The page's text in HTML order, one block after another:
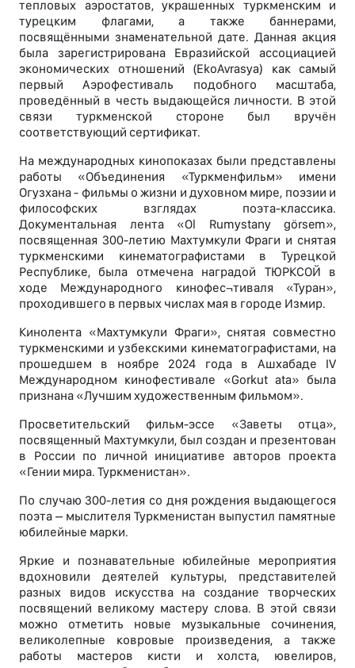
тепловых аэростатов, украшенных туркменским и
турецким флагами, а также баннерами,
посвящёнными знаменательной дате. Данная акция
была зарегистрирована Евразийской ассоциацией
экономических отношений (EkoAvrasya) как самый
первый Аэрофестиваль подобного масштаба,
проведённый в честь выдающейся личности. В этой
связи туркменской стороне был вручён
соответствующий сертификат.
На международных кинопоказах были представлены
работы «Объединения «Туркменфильм» имени
Огузхана - фильмы о жизни и духовном мире, поэзии и
философских взглядах поэта-классика.
Документальная лента «Ol Rumystany görsem»,
посвященная 300-летию Махтумкули Фраги и снятая
туркменскими кинематографистами в Турецкой
Республике, была отмечена наградой ТЮРКСОЙ в
ходе Международного кинофес¬тиваля «Туран»,
проходившего в первых числах мая в городе Измир.
Кинолента «Махтумкули Фраги», снятая совместно
туркменскими и узбекскими кинематографистами, на
прошедшем в ноябре 2024 года в Ашхабаде IV
Международном кинофестивале «Gorkut ata» была
признана «Лучшим художественным фильмом».
Просветительский фильм-эссе «Заветы отца»,
посвященный Махтумкули, был создан и презентован
в России по личной инициативе авторов проекта
«Гении мира. Туркменистан».
По случаю 300-летия со дня рождения выдающегося
поэта – мыслителя Туркменистан выпустил памятные
юбилейные марки.
Яркие и познавательные юбилейные мероприятия
вдохновили деятелей культуры, представителей
разных видов искусства на создание творческих
посвящений великому мастеру слова. В этой связи
можно отметить новые музыкальные сочинения,
великолепные ковровые произведения, а также
работы мастеров кисти и холста, ювелиров,